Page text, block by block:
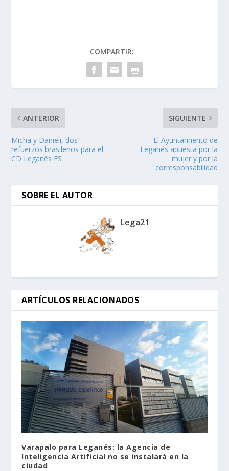
COMPARTIR:
ANTERIOR
Micha y Danieli, dos
refuerzos brasileños para el
CD Leganés FS
SIGUIENTE
El Ayuntamiento de
Leganés apuesta por la
mujer y por la
corresponsabilidad
SOBRE EL AUTOR
Lega21
ARTÍCULOS RELACIONADOS
Varapalo para Leganés: la Agencia de
Inteligencia Artificial no se instalará en la
ciudad